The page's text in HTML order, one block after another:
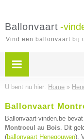
Ballonvaart -
Vind een ballonvaart bij
U bent nu hier: Home »
Ballonvaart
Ballonvaart-vinden.be
Montroeul au Bois. Dit
(ballonvaart Henegouwen).